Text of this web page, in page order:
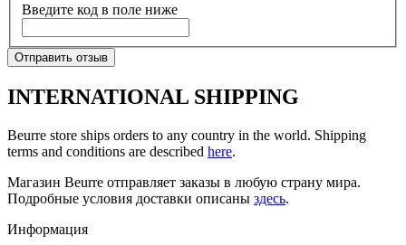
Введите код в поле ниже
Отправить отзыв
INTERNATIONAL SHIPPING
Beurre store ships orders to any country in the world. Shipping
terms and conditions are described here.
Магазин Beurre отправляет заказы в любую страну мира.
Подробные условия доставки описаны здесь.
Информация